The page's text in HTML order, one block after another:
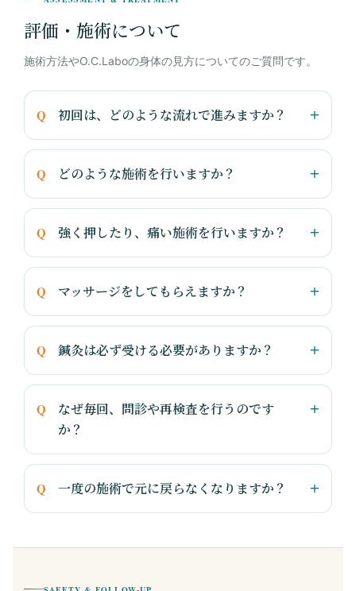
評価・施術について
施術方法やO.C.Laboの身体の見方についてのご質問です。
初回は、どのような流れで進みますか？
どのような施術を行いますか？
強く押したり、痛い施術を行いますか？
マッサージをしてもらえますか？
鍼灸は必ず受ける必要がありますか？
なぜ毎回、問診や再検査を行うのです
か？
一度の施術で元に戻らなくなりますか？